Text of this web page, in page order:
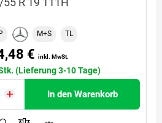
M+S TL
€ inkl. MwSt.
(Lieferung 3-10 Tage)
In den Warenkorb